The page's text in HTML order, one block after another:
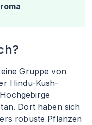
Gruppe von
Hindu-Kush-
Dort haben sich
robuste Pflanzen